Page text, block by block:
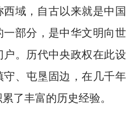
域，自古以来就是中国
部分，是中华文明向世
。历代中央政权在此设
、屯垦固边，在几千年
了丰富的历史经验。